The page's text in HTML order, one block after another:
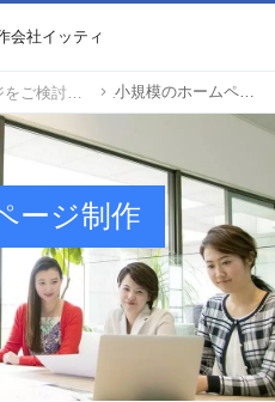
新規のホームページをご検討の方 小規模のホームページ制作
ージ制作
会社イッティ